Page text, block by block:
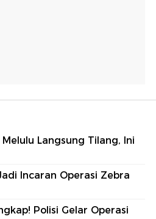
Langsung Tilang, Ini
Incaran Operasi Zebra
Polisi Gelar Operasi